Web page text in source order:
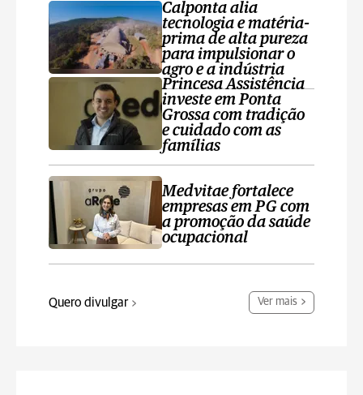
Calponta alia
tecnologia e matéria-
prima de alta pureza
para impulsionar o
agro e a indústria
Princesa Assistência
investe em Ponta
Grossa com tradição
e cuidado com as
famílias
Medvitae fortalece
empresas em PG com
a promoção da saúde
ocupacional
Quero divulgar Ver mais